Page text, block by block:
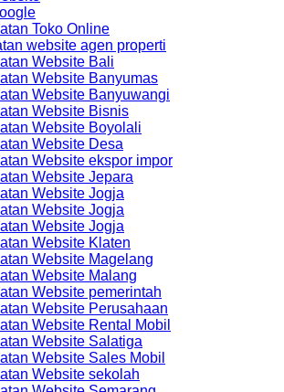
Toko Online
website agen properti
Website Bali
Website Banyumas
Website Banyuwangi
Website Bisnis
Website Boyolali
Website Desa
Website ekspor impor
Website Jepara
Website Jogja
Website Jogja
Website Jogja
Website Klaten
Website Magelang
Website Malang
Website pemerintah
Website Perusahaan
Website Rental Mobil
Website Salatiga
Website Sales Mobil
Website sekolah